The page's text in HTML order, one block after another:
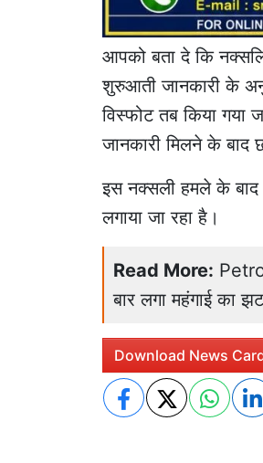
आपको बता दे कि
शुरुआती जानकारी के
विस्फोट तब किया गया
जानकारी मिलने के
इस नक्सली हमले के बाद
लगाया जा रहा है।
Read More:
बार लगा महंगाई का
Download News